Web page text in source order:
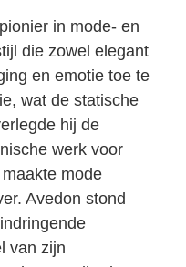
in mode- en
die zowel elegant
en emotie toe te
wat de statische
hij de
werk voor
mode
Avedon stond
van zijn